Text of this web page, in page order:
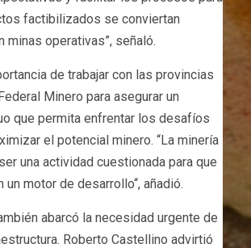
factibilizados se conviertan
minas operativas”, señaló.
de trabajar con las provincias
Minero para asegurar un
que permita enfrentar los desafíos
el potencial minero. “La minería
una actividad cuestionada para que
un motor de desarrollo“, añadió.
abarcó la necesidad urgente de
Roberto Castellino advirtió